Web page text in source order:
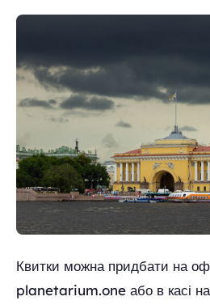
Квитки можна придбати на
planetarium.one або в касі